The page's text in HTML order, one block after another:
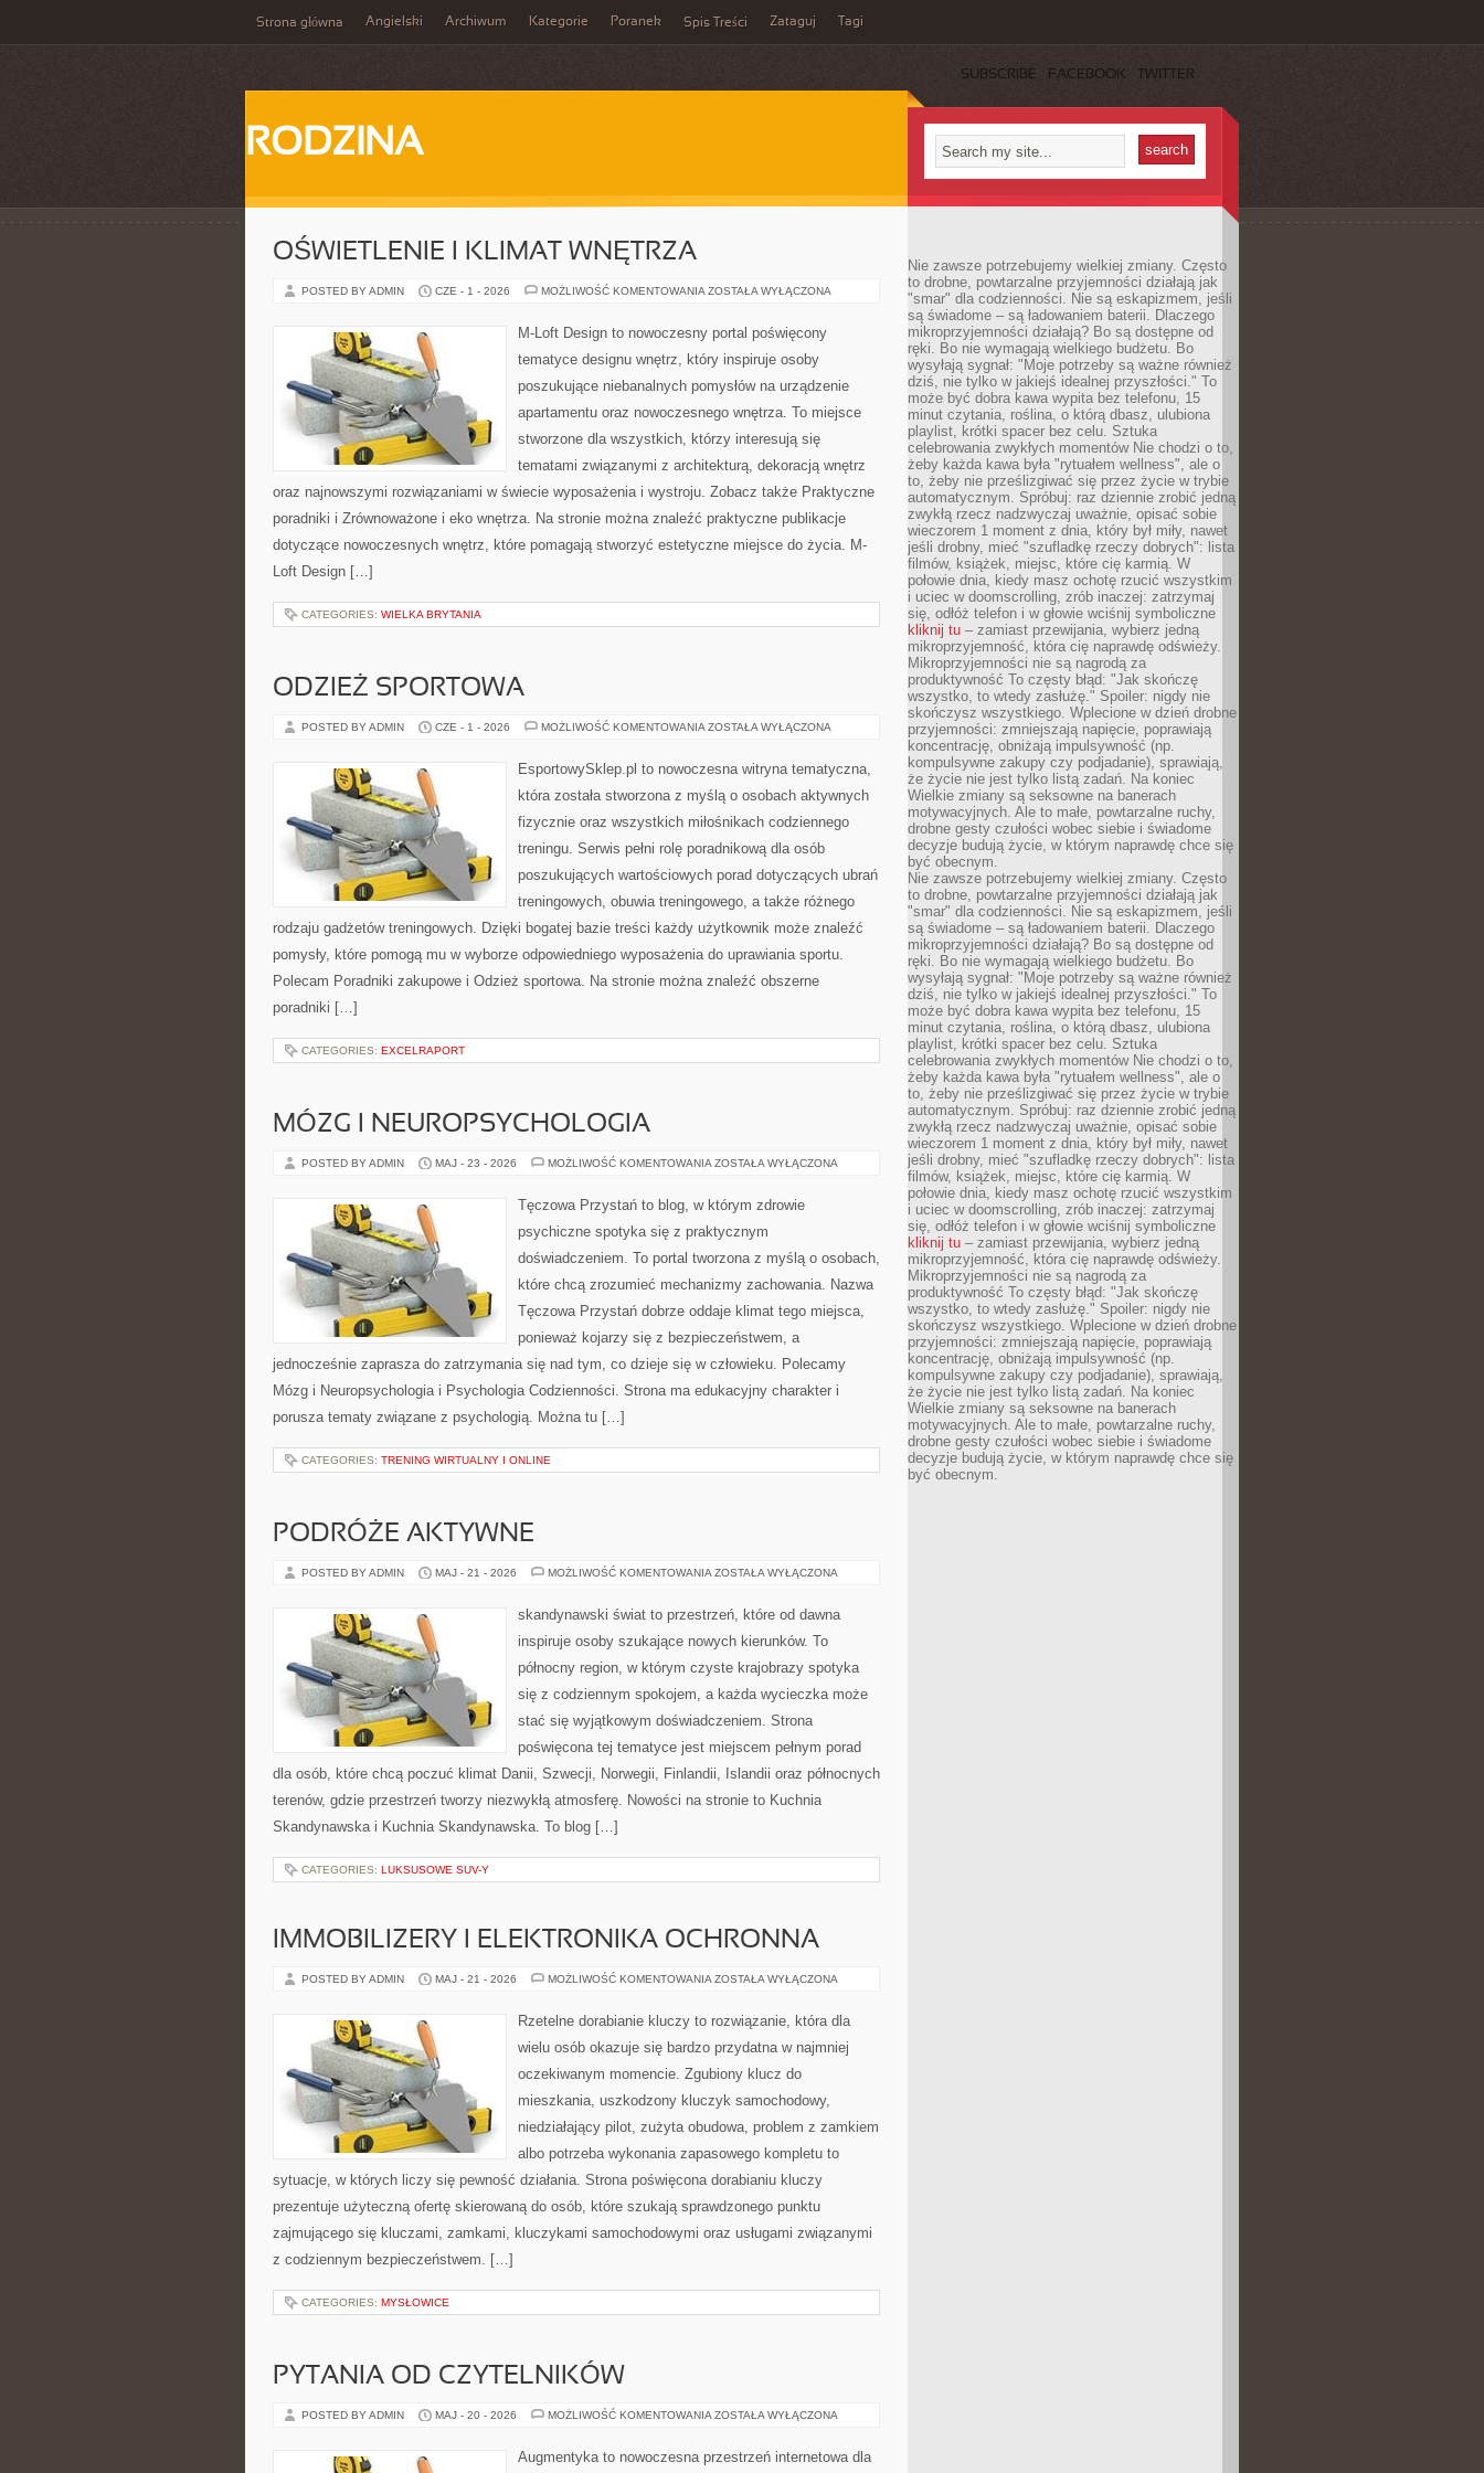
Strona główna Angielski Archiwum Kategorie Poranek Spis Treści Zataguj Tagi
SUBSCRIBE FACEBOOK TWITTER
RODZINA
OŚWIETLENIE I KLIMAT WNĘTRZA
POSTED BY ADMIN CZE - 1 - 2026 MOŻLIWOŚĆ KOMENTOWANIA OŚWIETLENIE
WNĘTRZA
ZOSTAŁA WYŁĄCZONA
M-Loft Design to nowoczesny portal poświęcony
tematyce designu wnętrz, który inspiruje osoby
poszukujące niebanalnych pomysłów na urządzenie
apartamentu oraz nowoczesnego wnętrza. To miejsce
stworzone dla wszystkich, którzy interesują się
tematami związanymi z architekturą, dekoracją wnętrz
oraz najnowszymi rozwiązaniami w świecie wyposażenia i wystroju. Zobacz także Praktyczne
poradniki i Zrównoważone i eko wnętrza. Na stronie można znaleźć praktyczne publikacje
dotyczące nowoczesnych wnętrz, które pomagają stworzyć estetyczne miejsce do życia. M-
Loft Design […]
CATEGORIES: WIELKA BRYTANIA
ODZIEŻ SPORTOWA
POSTED BY ADMIN CZE - 1 - 2026 MOŻLIWOŚĆ KOMENTOWANIA ODZIEŻ
ZOSTAŁA WYŁĄCZONA
EsportowySklep.pl to nowoczesna witryna tematyczna,
która została stworzona z myślą o osobach aktywnych
fizycznie oraz wszystkich miłośnikach codziennego
treningu. Serwis pełni rolę poradnikową dla osób
poszukujących wartościowych porad dotyczących ubrań
treningowych, obuwia treningowego, a także różnego
rodzaju gadżetów treningowych. Dzięki bogatej bazie treści każdy użytkownik może znaleźć
pomysły, które pomogą mu w wyborze odpowiedniego wyposażenia do uprawiania sportu.
Polecam Poradniki zakupowe i Odzież sportowa. Na stronie można znaleźć obszerne
poradniki […]
CATEGORIES: EXCELRAPORT
MÓZG I NEUROPSYCHOLOGIA
POSTED BY ADMIN MAJ - 23 - 2026 MOŻLIWOŚĆ KOMENTOWANIA MÓZG
ZOSTAŁA WYŁĄCZONA
Tęczowa Przystań to blog, w którym zdrowie
psychiczne spotyka się z praktycznym
doświadczeniem. To portal tworzona z myślą o osobach,
które chcą zrozumieć mechanizmy zachowania. Nazwa
Tęczowa Przystań dobrze oddaje klimat tego miejsca,
ponieważ kojarzy się z bezpieczeństwem, a
jednocześnie zaprasza do zatrzymania się nad tym, co dzieje się w człowieku. Polecamy
Mózg i Neuropsychologia i Psychologia Codzienności. Strona ma edukacyjny charakter i
porusza tematy związane z psychologią. Można tu […]
CATEGORIES: TRENING WIRTUALNY I ONLINE
PODRÓŻE AKTYWNE
POSTED BY ADMIN MAJ - 21 - 2026 MOŻLIWOŚĆ KOMENTOWANIA PODRÓŻE
ZOSTAŁA WYŁĄCZONA
skandynawski świat to przestrzeń, które od dawna
inspiruje osoby szukające nowych kierunków. To
północny region, w którym czyste krajobrazy spotyka
się z codziennym spokojem, a każda wycieczka może
stać się wyjątkowym doświadczeniem. Strona
poświęcona tej tematyce jest miejscem pełnym porad
dla osób, które chcą poczuć klimat Danii, Szwecji, Norwegii, Finlandii, Islandii oraz północnych
terenów, gdzie przestrzeń tworzy niezwykłą atmosferę. Nowości na stronie to Kuchnia
Skandynawska i Kuchnia Skandynawska. To blog […]
CATEGORIES: LUKSUSOWE SUV-Y
IMMOBILIZERY I ELEKTRONIKA OCHRONNA
POSTED BY ADMIN MAJ - 21 - 2026 MOŻLIWOŚĆ KOMENTOWANIA IMMOBILIZERY
OCHRONNA
ZOSTAŁA WYŁĄCZONA
Rzetelne dorabianie kluczy to rozwiązanie, która dla
wielu osób okazuje się bardzo przydatna w najmniej
oczekiwanym momencie. Zgubiony klucz do
mieszkania, uszkodzony kluczyk samochodowy,
niedziałający pilot, zużyta obudowa, problem z zamkiem
albo potrzeba wykonania zapasowego kompletu to
sytuacje, w których liczy się pewność działania. Strona poświęcona dorabianiu kluczy
prezentuje użyteczną ofertę skierowaną do osób, które szukają sprawdzonego punktu
zajmującego się kluczami, zamkami, kluczykami samochodowymi oraz usługami związanymi
z codziennym bezpieczeństwem. […]
CATEGORIES: MYSŁOWICE
PYTANIA OD CZYTELNIKÓW
POSTED BY ADMIN MAJ - 20 - 2026 MOŻLIWOŚĆ KOMENTOWANIA PYTANIA
ZOSTAŁA WYŁĄCZONA
Augmentyka to nowoczesna przestrzeń internetowa dla
Nie zawsze potrzebujemy wielkiej zmiany. Często
to drobne, powtarzalne przyjemności działają jak
"smar" dla codzienności. Nie są eskapizmem, jeśli
są świadome – są ładowaniem baterii. Dlaczego
mikroprzyjemności działają? Bo są dostępne od
ręki. Bo nie wymagają wielkiego budżetu. Bo
wysyłają sygnał: "Moje potrzeby są ważne również
dziś, nie tylko w jakiejś idealnej przyszłości." To
może być dobra kawa wypita bez telefonu, 15
minut czytania, roślina, o którą dbasz, ulubiona
playlist, krótki spacer bez celu. Sztuka
celebrowania zwykłych momentów Nie chodzi o to,
żeby każda kawa była "rytuałem wellness", ale o
to, żeby nie prześlizgiwać się przez życie w trybie
automatycznym. Spróbuj: raz dziennie zrobić jedną
zwykłą rzecz nadzwyczaj uważnie, opisać sobie
wieczorem 1 moment z dnia, który był miły, nawet
jeśli drobny, mieć "szufladkę rzeczy dobrych": lista
filmów, książek, miejsc, które cię karmią. W
połowie dnia, kiedy masz ochotę rzucić wszystkim
i uciec w doomscrolling, zrób inaczej: zatrzymaj
się, odłóż telefon i w głowie wciśnij symboliczne
kliknij tu – zamiast przewijania, wybierz jedną
mikroprzyjemność, która cię naprawdę odświeży.
Mikroprzyjemności nie są nagrodą za
produktywność To częsty błąd: "Jak skończę
wszystko, to wtedy zasłużę." Spoiler: nigdy nie
skończysz wszystkiego. Wplecione w dzień drobne
przyjemności: zmniejszają napięcie, poprawiają
koncentrację, obniżają impulsywność (np.
kompulsywne zakupy czy podjadanie), sprawiają,
że życie nie jest tylko listą zadań. Na koniec
Wielkie zmiany są seksowne na banerach
motywacyjnych. Ale to małe, powtarzalne ruchy,
drobne gesty czułości wobec siebie i świadome
decyzje budują życie, w którym naprawdę chce się
być obecnym.
Nie zawsze potrzebujemy wielkiej zmiany. Często
to drobne, powtarzalne przyjemności działają jak
"smar" dla codzienności. Nie są eskapizmem, jeśli
są świadome – są ładowaniem baterii. Dlaczego
mikroprzyjemności działają? Bo są dostępne od
ręki. Bo nie wymagają wielkiego budżetu. Bo
wysyłają sygnał: "Moje potrzeby są ważne również
dziś, nie tylko w jakiejś idealnej przyszłości." To
może być dobra kawa wypita bez telefonu, 15
minut czytania, roślina, o którą dbasz, ulubiona
playlist, krótki spacer bez celu. Sztuka
celebrowania zwykłych momentów Nie chodzi o to,
żeby każda kawa była "rytuałem wellness", ale o
to, żeby nie prześlizgiwać się przez życie w trybie
automatycznym. Spróbuj: raz dziennie zrobić jedną
zwykłą rzecz nadzwyczaj uważnie, opisać sobie
wieczorem 1 moment z dnia, który był miły, nawet
jeśli drobny, mieć "szufladkę rzeczy dobrych": lista
filmów, książek, miejsc, które cię karmią. W
połowie dnia, kiedy masz ochotę rzucić wszystkim
i uciec w doomscrolling, zrób inaczej: zatrzymaj
się, odłóż telefon i w głowie wciśnij symboliczne
kliknij tu – zamiast przewijania, wybierz jedną
mikroprzyjemność, która cię naprawdę odświeży.
Mikroprzyjemności nie są nagrodą za
produktywność To częsty błąd: "Jak skończę
wszystko, to wtedy zasłużę." Spoiler: nigdy nie
skończysz wszystkiego. Wplecione w dzień drobne
przyjemności: zmniejszają napięcie, poprawiają
koncentrację, obniżają impulsywność (np.
kompulsywne zakupy czy podjadanie), sprawiają,
że życie nie jest tylko listą zadań. Na koniec
Wielkie zmiany są seksowne na banerach
motywacyjnych. Ale to małe, powtarzalne ruchy,
drobne gesty czułości wobec siebie i świadome
decyzje budują życie, w którym naprawdę chce się
być obecnym.